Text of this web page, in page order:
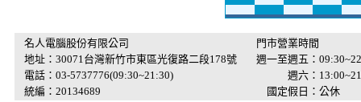
名人電腦股份有限公司
地址：30071台灣新竹市東區光復路二段178號
電話：03-5737776(09:30~21:30)
統編：20134689
門市營業時間
週一至週五：
週六：
國定假日：公休